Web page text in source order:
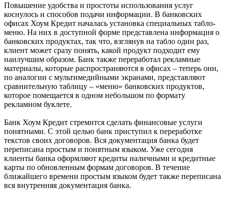
Повышение удобства и простоты использования услуг
коснулось и способов подачи информации. В банковских
офисах Хоум Кредит началась установка специальных табло-
меню. На них в доступной форме представлена информация о
банковских продуктах, так что, взглянув на табло один раз,
клиент может сразу понять, какой продукт подходит ему
наилучшим образом. Банк также переработал рекламные
материалы, которые распространяются в офисах – теперь они,
по аналогии с мультимедийными экранами, представляют
сравнительную таблицу – «меню» банковских продуктов,
которое помещается в одном небольшом по формату
рекламном буклете.
Банк Хоум Кредит стремится сделать финансовые услуги
понятными. С этой целью банк приступил к переработке
текстов своих договоров. Вся документация банка будет
переписана простым и понятным языком. Уже сегодня
клиенты банка оформляют кредиты наличными и кредитные
карты по обновленным формам договоров. В течение
ближайшего времени простым языком будет также переписана
вся внутренняя документация банка.